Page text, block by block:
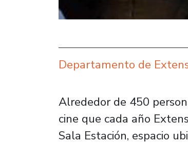
Departamento de
Alrededor de 450
cine que cada año
Sala Estación, espacio